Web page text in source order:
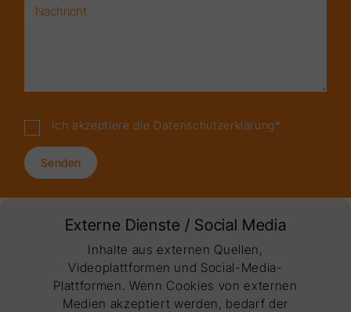
Ich akzeptiere die Datenschutzerklärung*
Senden
Externe Dienste / Social Media
Inhalte aus externen Quellen,
Videoplattformen und Social-Media-
Plattformen. Wenn Cookies von externen
Medien akzeptiert werden, bedarf der